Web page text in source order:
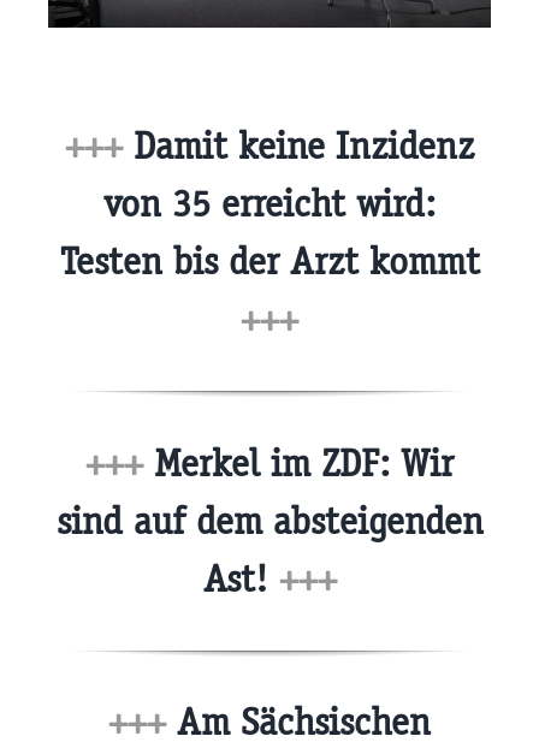
+++Damit keine Inzidenz
von 35 erreicht wird:
Testen bis der Arzt kommt
+++
+++Merkel im ZDF: Wir
sind auf dem absteigenden
Ast! +++
+++Am Sächsischen